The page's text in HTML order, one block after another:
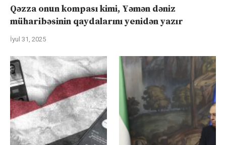
Qəzza onun kompası kimi, Yəmən dəniz
müharibəsinin qaydalarını yenidən yazır
İyul 31, 2025